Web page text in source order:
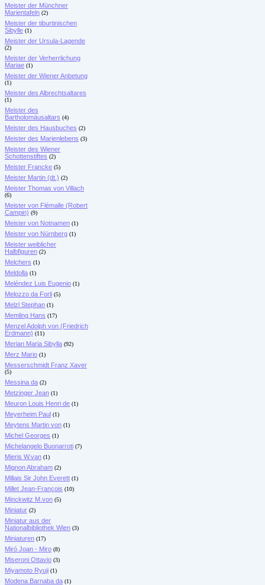
Meister der Münchner
Marientafeln (2)
Meister der tiburtinischen
Sibylle (1)
Meister der Ursula-Lagende
(2)
Meister der Verherrlichung
Mariae (1)
Meister der Wiener Anbetung
(1)
Meister des Albrechtsaltares
(1)
Meister des
Bartholomäusaltars (4)
Meister des Hausbuches (2)
Meister des Marienlebens (3)
Meister des Wiener
Schottenstiftes (2)
Meister Francke (5)
Meister Martin (dt.) (2)
Meister Thomas von Villach
(6)
Meister von Flémalle (Robert
Campin) (9)
Meister von Notnamen (1)
Meister von Nürnberg (1)
Meister weiblicher
Halbfiguren (2)
Melchers (1)
Meldolla (1)
Meléndez Luis Eugenio (1)
Melozzo da Forli (5)
Melzl Stephan (1)
Memling Hans (17)
Menzel Adolph von (Friedrich
Erdmann) (11)
Merian Maria Sibylla (92)
Merz Mario (1)
Messerschmidt Franz Xaver
(5)
Messina da (2)
Metzinger Jean (1)
Meuron Louis Henri de (1)
Meyerheim Paul (1)
Meytens Martin von (1)
Michel Georges (1)
Michelangelo Buonarroti (7)
Mieris W.van (1)
Mignon Abraham (2)
Millais Sir John Everett (1)
Millet Jean-François (10)
Minckwitz M.von (5)
Miniatur (2)
Miniatur aus der
Nationalbibliothek Wien (3)
Miniaturen (17)
Miró Joan - Miro (8)
Miseroni Ottavio (3)
Miyamoto Ryuji (1)
Modena Barnaba da (1)